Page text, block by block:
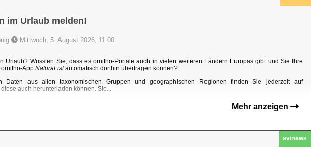
im Urlaub melden!
Mittwoch, 5. August 2026, 11:00
Urlaub? Wussten Sie, dass esornitho-Portale auch in vielen weiteren Ländern Europas gibt und Sie Ihre
App NaturaListautomatisch dorthin übertragen können?
Daten aus allen taxonomischen Gruppen und geographischen Regionen finden Sie jederzeit auf
diese auch herunterladen können. Sie...
Mehr anzeigen
avinews